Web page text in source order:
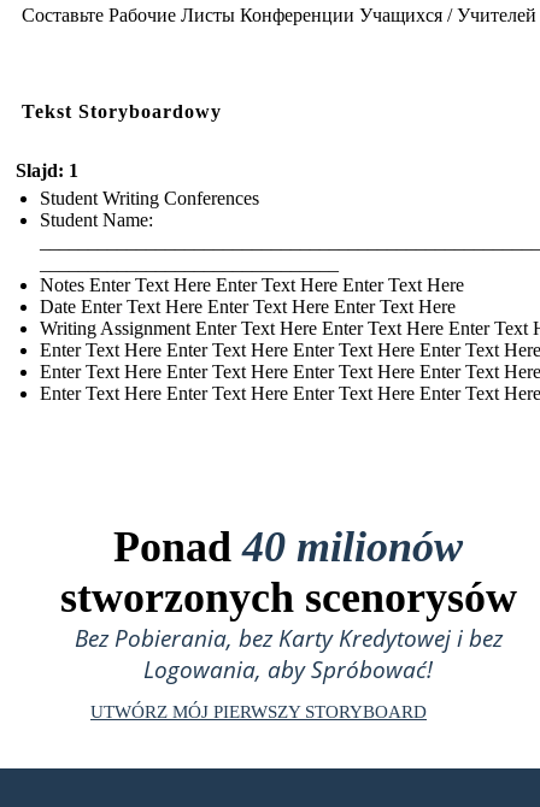
Составьте Рабочие Листы Конференции Учащихся / Учителей
Tekst Storyboardowy
Slajd: 1
Student Writing Conferences
Student Name:
Notes Enter Text Here Enter Text Here Enter Text Here
Date Enter Text Here Enter Text Here Enter Text Here
Writing Assignment Enter Text Here Enter Text Here Enter Text
Enter Text Here Enter Text Here Enter Text Here Enter Text Here
Enter Text Here Enter Text Here Enter Text Here Enter Text Here
Enter Text Here Enter Text Here Enter Text Here Enter Text Here
Ponad40 milionów
stworzonych scenorysów
Bez Pobierania, bez Karty Kredytowej i bez
Logowania, aby Spróbować!
UTWÓRZ MÓJ PIERWSZY STORYBOARD